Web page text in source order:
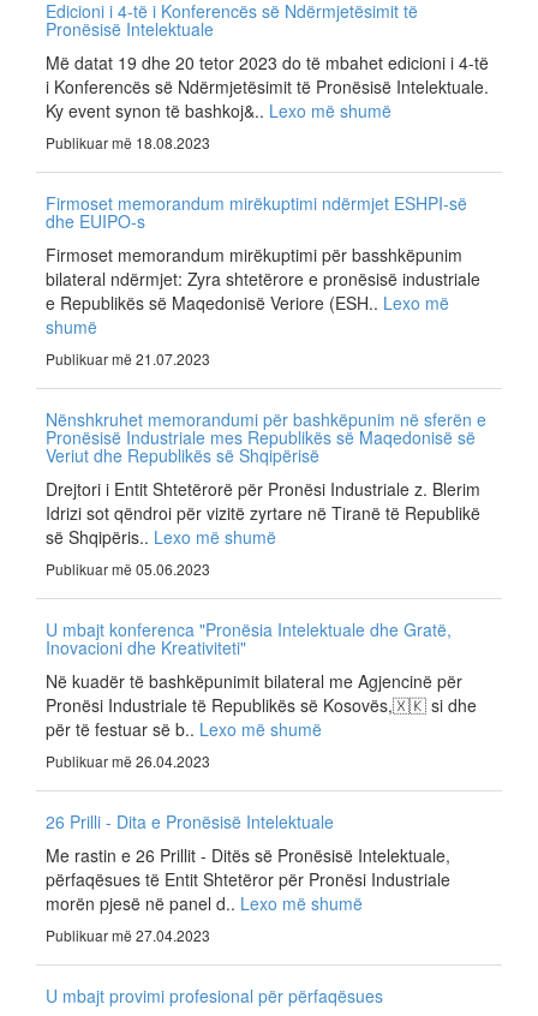
Edicioni i 4-të i Konferencës së Ndërmjetësimit të
Pronësisë Intelektuale
Më datat 19 dhe 20 tetor 2023 do të mbahet edicioni i 4-të
i Konferencës së Ndërmjetësimit të Pronësisë Intelektuale.
Ky event synon të bashkoj&.. Lexo më shumë
Publikuar më 18.08.2023
Firmoset memorandum mirëkuptimi ndërmjet ESHPI-së
dhe EUIPO-s
Firmoset memorandum mirëkuptimi për basshkëpunim
bilateral ndërmjet: Zyra shtetërore e pronësisë industriale
e Republikës së Maqedonisë Veriore (ESH.. Lexo më
shumë
Publikuar më 21.07.2023
Nënshkruhet memorandumi për bashkëpunim në sferën e
Pronësisë Industriale mes Republikës së Maqedonisë së
Veriut dhe Republikës së Shqipërisë
Drejtori i Entit Shtetërorë për Pronësi Industriale z. Blerim
Idrizi sot qëndroi për vizitë zyrtare në Tiranë të Republikë
së Shqipëris.. Lexo më shumë
Publikuar më 05.06.2023
U mbajt konferenca "Pronësia Intelektuale dhe Gratë,
Inovacioni dhe Kreativiteti"
Në kuadër të bashkëpunimit bilateral me Agjencinë për
Pronësi Industriale të Republikës së Kosovës,🇽🇰 si dhe
për të festuar së b.. Lexo më shumë
Publikuar më 26.04.2023
26 Prilli - Dita e Pronësisë Intelektuale
Me rastin e 26 Prillit - Ditës së Pronësisë Intelektuale,
përfaqësues të Entit Shtetëror për Pronësi Industriale
morën pjesë në panel d.. Lexo më shumë
Publikuar më 27.04.2023
U mbajt provimi profesional për përfaqësues